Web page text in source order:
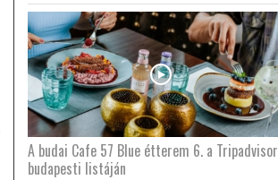
A budai Cafe 57 Blue étterem 6. a Tripadvisor
budapesti listáján